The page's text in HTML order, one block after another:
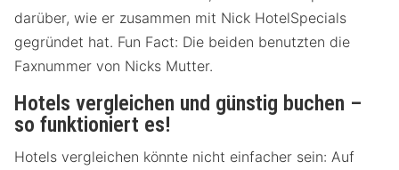
darüber, wie er zusammen mit Nick HotelSpecials
gegründet hat. Fun Fact: Die beiden benutzten die
Faxnummer von Nicks Mutter.
Hotels vergleichen und günstig buchen –
so funktioniert es!
Hotels vergleichen könnte nicht einfacher sein: Auf